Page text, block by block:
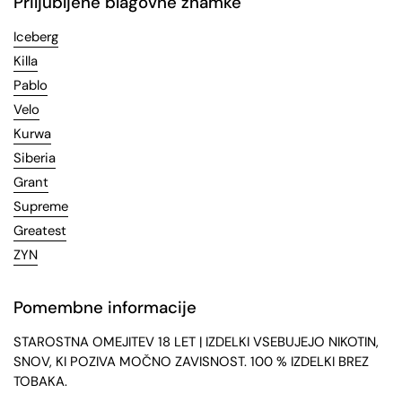
Iceberg
Killa
Pablo
Velo
Kurwa
Siberia
Grant
Supreme
Greatest
ZYN
Pomembne informacije
STAROSTNA OMEJITEV 18 LET | IZDELKI VSEBUJEJO NIKOTIN,
SNOV, KI POZIVA MOČNO ZAVISNOST. 100 % IZDELKI BREZ
TOBAKA.